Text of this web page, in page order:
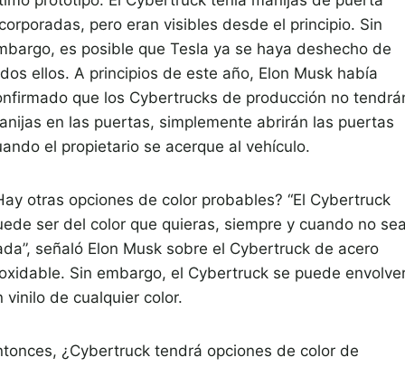
pero eran visibles desde el principio. Sin
es posible que Tesla ya se haya deshecho de
ellos. A principios de este año, Elon Musk había
que los Cybertrucks de producción no
en las puertas, simplemente abrirán las puertas
el propietario se acerque al vehículo.
otras opciones de color probables? “El Cybertruck
ser del color que quieras, siempre y cuando no
señaló Elon Musk sobre el Cybertruck de acero
Sin embargo, el Cybertruck se puede
vinilo de cualquier color.
¿Cybertruck tendrá opciones de color de